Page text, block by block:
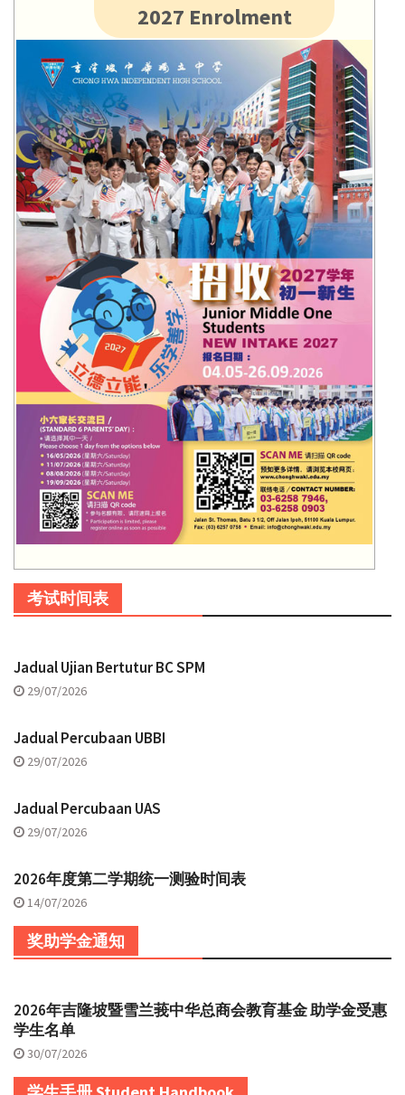
2027 Enrolment
考试时间表
Jadual Ujian Bertutur BC SPM
29/07/2026
Jadual Percubaan UBBI
29/07/2026
Jadual Percubaan UAS
29/07/2026
2026年度第二学期统一测验时间表
14/07/2026
奖助学金通知
2026年吉隆坡暨雪兰莪中华总商会教育基金 助学金受惠
学生名单
30/07/2026